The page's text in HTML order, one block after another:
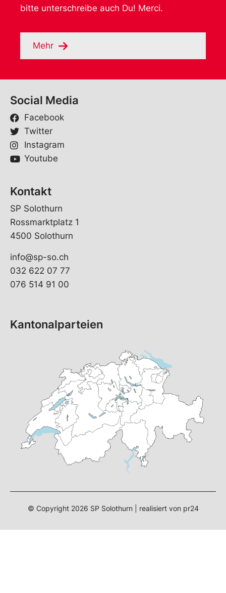
bitte unterschreibe auch Du! Merci.
Mehr
Social Media
Facebook
Twitter
Instagram
Youtube
Kontakt
SP Solothurn
Rossmarktplatz 1
4500 Solothurn
info@sp-so.ch
032 622 07 77
076 514 91 00
Kantonalparteien
© Copyright 2026 SP Solothurn | realisiert von pr24